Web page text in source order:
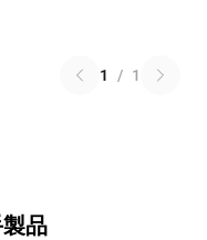
1 / 1
品